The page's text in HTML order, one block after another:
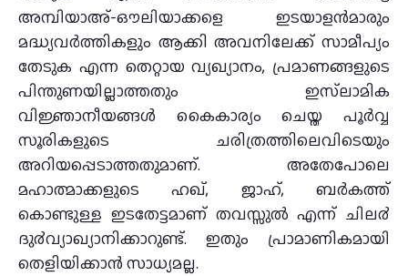
അമ്പിയാഅ്-ഔലിയാക്കളെ ഇടയാളൻമാരും
മദ്ധ്യവർത്തികളും ആക്കി അവനിലേക്ക്‌ സാമീപ്യം
തേടുക എന്ന തെറ്റായ വ്യഖ്യാനം, പ്രമാണങ്ങളുടെ
പിന്തുണയില്ലാത്തതും ഇസ്‌ലാമിക
വിജ്ഞാനീയങ്ങൾ കൈകാര്യം ചെയ്ത പൂർവ്വ
സൂരികളുടെ ചരിത്രത്തിലെവിടെയും
അറിയപ്പെടാത്തതുമാണ്‌. അതേപോലെ
മഹാത്മാക്കളുടെ ഹഖ്‌, ജാഹ്‌, ബർകത്ത്‌
കൊണ്ടുള്ള ഇടതേട്ടമാണ്‌ തവസ്സുൽ എന്ന് ചില൪
ദു൪വ്യാഖ്യാനിക്കാറുണ്ട്. ഇതും പ്രാമാണികമായി
തെളിയിക്കാൻ സാധ്യമല്ല.